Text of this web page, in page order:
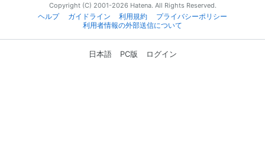
Copyright (C) 2001-2026 Hatena. All Rights Reserved.
ヘルプ
ガイドライン 利用規約
プライバシーポリシー
利用者情報の外部送信について
日本語 PC版 ログイン